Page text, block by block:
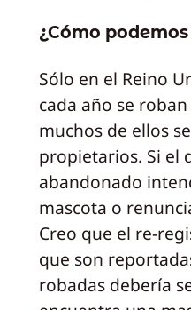
¿Cómo
Sólo en el Reino
cada año se
muchos de ellos
propietarios. Si el
abandonado
mascota o
Creo que el re-
que son
robadas debería